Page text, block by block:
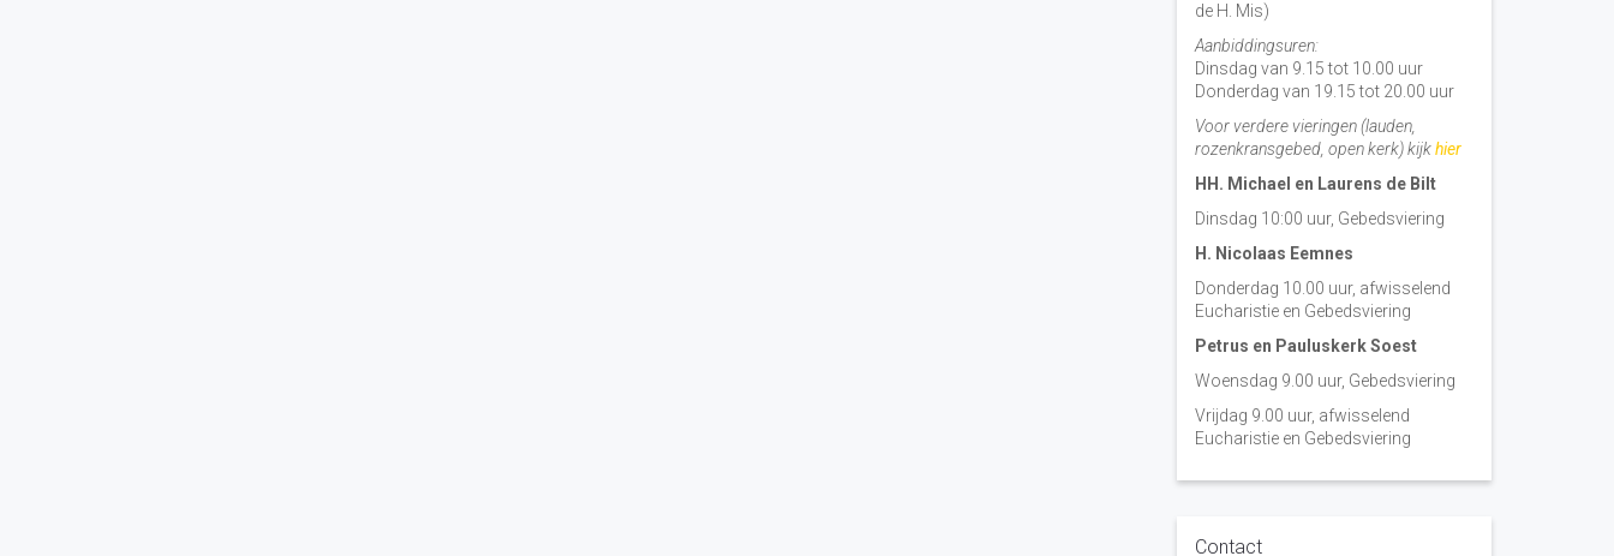
de H. Mis)
Aanbiddingsuren:
Dinsdag van 9.15 tot 10.00 uur
Donderdag van 19.15 tot 20.00 uur
Voor verdere vieringen (lauden,
rozenkransgebed, open kerk) kijkhier
HH. Michael en Laurens de Bilt
Dinsdag 10:00 uur, Gebedsviering
H. Nicolaas Eemnes
Donderdag 10.00 uur, afwisselend
Eucharistie en Gebedsviering
Petrus en Pauluskerk Soest
Woensdag 9.00 uur, Gebedsviering
Vrijdag 9.00 uur, afwisselend
Eucharistie en Gebedsviering
Contact